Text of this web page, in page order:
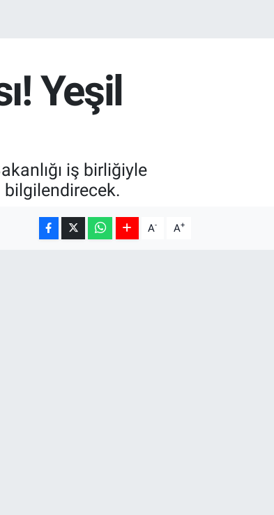
Yeşil
iş birliğiyle
bilgilendirecek.
A- A+